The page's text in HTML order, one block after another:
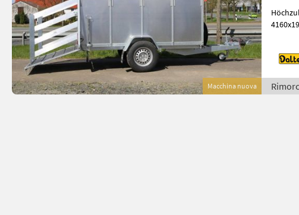
Macchina nuova
Höchzul.